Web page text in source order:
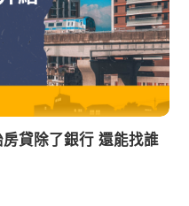
貸除了銀行 還能找誰